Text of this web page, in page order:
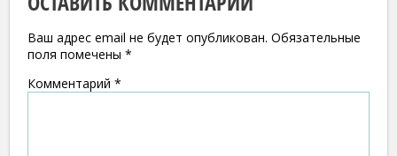
Ваш адрес email не будет опубликован. Обязательные
поля помечены *
Комментарий *